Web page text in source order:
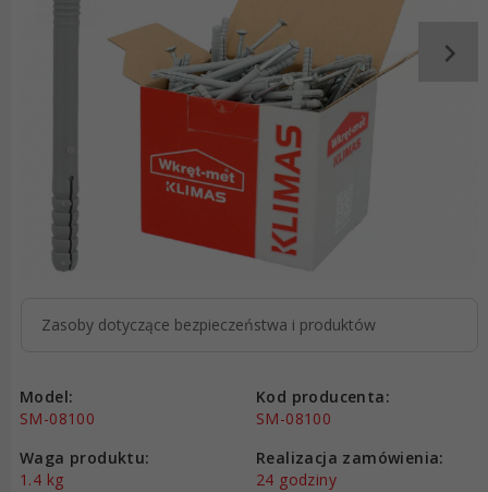
Zasoby dotyczące bezpieczeństwa i produktów
Model:
SM-08100
Kod producenta:
SM-08100
Waga produktu:
1.4 kg
Realizacja zamówienia:
24 godziny